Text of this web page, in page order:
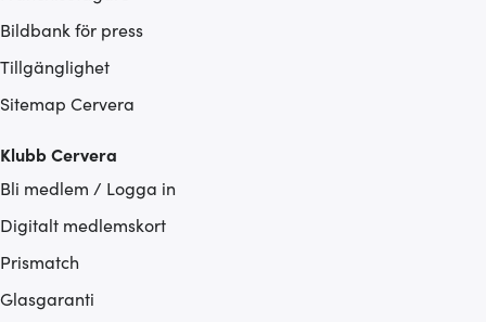
Bildbank för press
Tillgänglighet
Sitemap Cervera
Klubb Cervera
Bli medlem / Logga in
Digitalt medlemskort
Prismatch
Glasgaranti